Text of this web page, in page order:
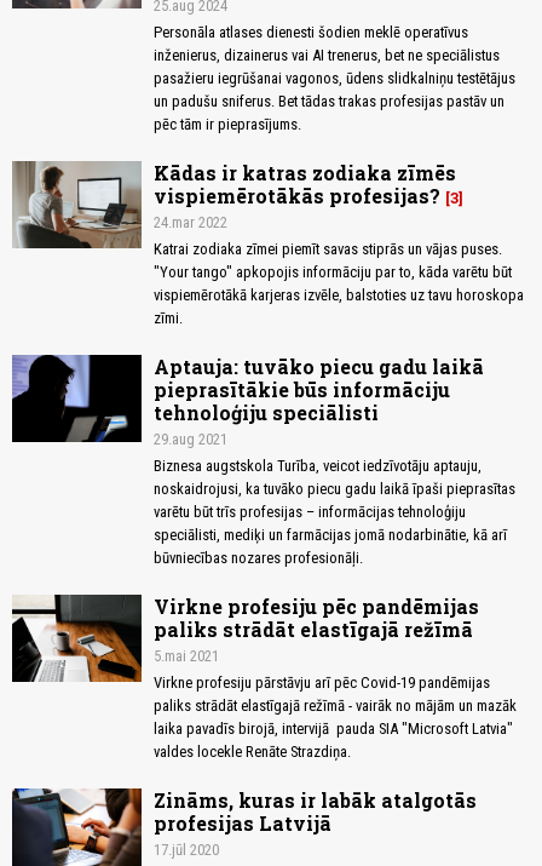
25.aug 2024
Personāla atlases dienesti šodien meklē operatīvus
inženierus, dizainerus vai AI trenerus, bet ne speciālistus
pasažieru iegrūšanai vagonos, ūdens slidkalniņu testētājus
un padušu sniferus. Bet tādas trakas profesijas pastāv un
pēc tām ir pieprasījums.
Kādas ir katras zodiaka zīmēs
vispiemērotākās profesijas? 3
24.mar 2022
Katrai zodiaka zīmei piemīt savas stiprās un vājas puses.
"Your tango" apkopojis informāciju par to, kāda varētu būt
vispiemērotākā karjeras izvēle, balstoties uz tavu horoskopa
zīmi.
Aptauja: tuvāko piecu gadu laikā
pieprasītākie būs informāciju
tehnoloģiju speciālisti
29.aug 2021
Biznesa augstskola Turība, veicot iedzīvotāju aptauju,
noskaidrojusi, ka tuvāko piecu gadu laikā īpaši pieprasītas
varētu būt trīs profesijas – informācijas tehnoloģiju
speciālisti, mediķi un farmācijas jomā nodarbinātie, kā arī
būvniecības nozares profesionāļi.
Virkne profesiju pēc pandēmijas
paliks strādāt elastīgajā režīmā
5.mai 2021
Virkne profesiju pārstāvju arī pēc Covid-19 pandēmijas
paliks strādāt elastīgajā režīmā - vairāk no mājām un mazāk
laika pavadīs birojā, intervijā pauda SIA "Microsoft Latvia"
valdes locekle Renāte Strazdiņa.
Zināms, kuras ir labāk atalgotās
profesijas Latvijā
17.jūl 2020